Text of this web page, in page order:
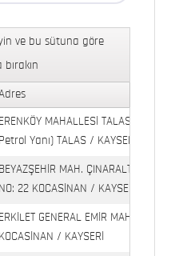
ve bu sütuna göre
ERENKÖY MAHALLESİ TALAS
Petrol Yanı) TALAS / KAYSERİ
BEYAZŞEHİR MAH. ÇINARALTI
NO: 22 KOCASİNAN / KAYSERİ
ERKİLET GENERAL EMİR MAH.
KOCASİNAN / KAYSERİ